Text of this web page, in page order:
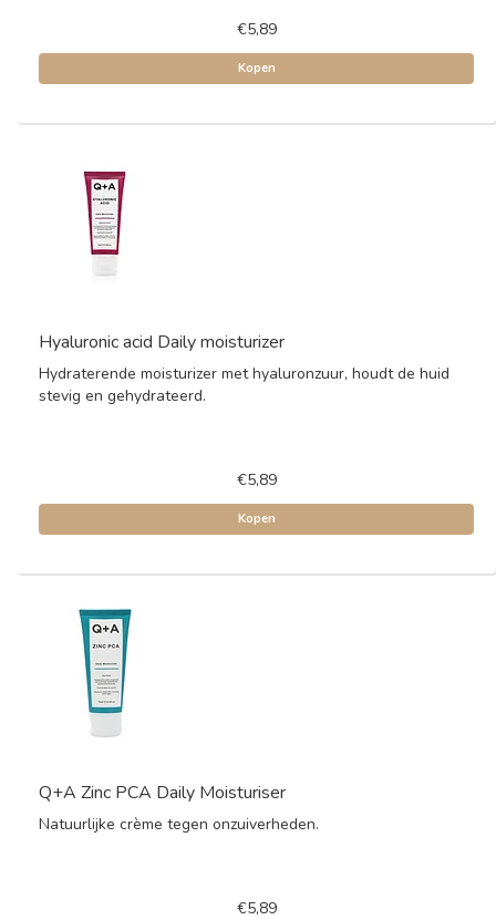
€5,89
Kopen
Hyaluronic acid Daily moisturizer
Hydraterende moisturizer met hyaluronzuur, houdt de huid
stevig en gehydrateerd.
€5,89
Kopen
Q+A Zinc PCA Daily Moisturiser
Natuurlijke crème tegen onzuiverheden.
€5,89